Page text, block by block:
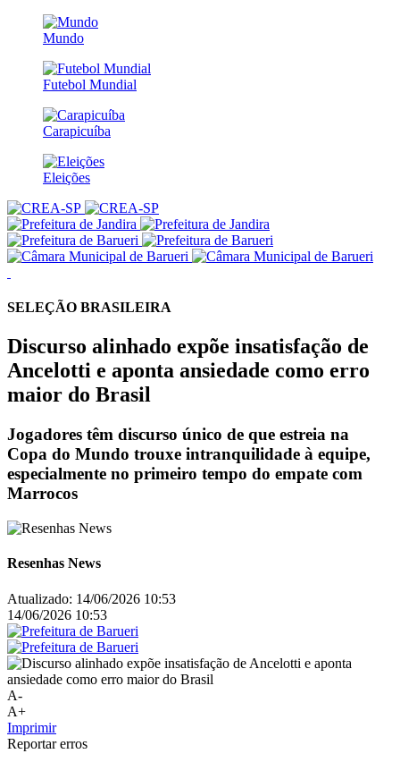
Mundo
Futebol Mundial
Carapicuíba
Eleições
SELEÇÃO BRASILEIRA
Discurso alinhado expõe insatisfação de
Ancelotti e aponta ansiedade como erro
maior do Brasil
Jogadores têm discurso único de que estreia na
Copa do Mundo trouxe intranquilidade à equipe,
especialmente no primeiro tempo do empate com
Marrocos
Resenhas News
Atualizado: 14/06/2026 10:53
14/06/2026 10:53
A-
A+
Imprimir
Reportar erros